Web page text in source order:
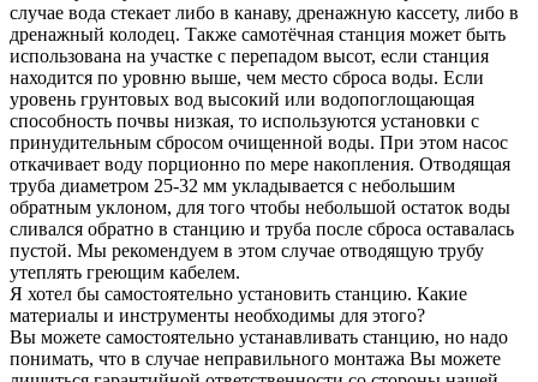
случае вода стекает либо в канаву, дренажную кассету, либо в
дренажный колодец. Также самотёчная станция может быть
использована на участке с перепадом высот, если станция
находится по уровню выше, чем место сброса воды. Если
уровень грунтовых вод высокий или водопоглощающая
способность почвы низкая, то используются установки с
принудительным сбросом очищенной воды. При этом насос
откачивает воду порционно по мере накопления. Отводящая
труба диаметром 25-32 мм укладывается с небольшим
обратным уклоном, для того чтобы небольшой остаток воды
сливался обратно в станцию и труба после сброса оставалась
пустой. Мы рекомендуем в этом случае отводящую трубу
утеплять греющим кабелем.
Я хотел бы самостоятельно установить станцию. Какие
материалы и инструменты необходимы для этого?
Вы можете самостоятельно устанавливать станцию, но надо
понимать, что в случае неправильного монтажа Вы можете